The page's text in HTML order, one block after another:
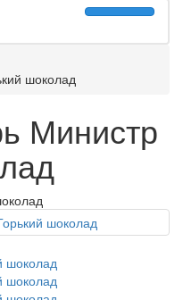
шоколад
Министр